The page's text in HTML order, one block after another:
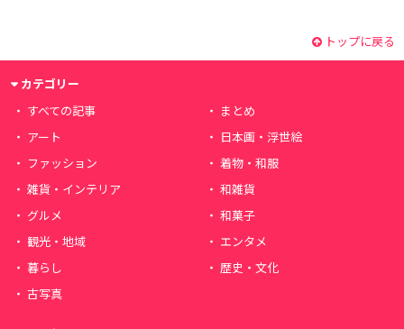
トップに戻る
カテゴリー
すべての記事
まとめ
アート
日本画・浮世絵
ファッション
着物・和服
雑貨・インテリア
和雑貨
グルメ
和菓子
観光・地域
エンタメ
暮らし
歴史・文化
古写真